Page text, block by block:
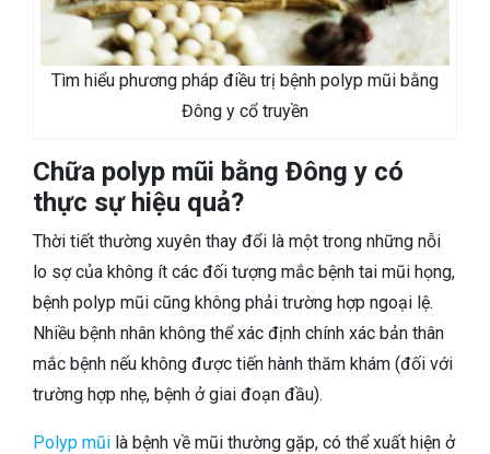
Tìm hiểu phương pháp điều trị bệnh polyp mũi bằng
Đông y cổ truyền
Chữa polyp mũi bằng Đông y có
thực sự hiệu quả?
Thời tiết thường xuyên thay đổi là một trong những nỗi
lo sợ của không ít các đối tượng mắc bệnh tai mũi họng,
bệnh polyp mũi cũng không phải trường hợp ngoại lệ.
Nhiều bệnh nhân không thể xác định chính xác bản thân
mắc bệnh nếu không được tiến hành thăm khám (đối với
trường hợp nhẹ, bệnh ở giai đoạn đầu).
Polyp mũi là bệnh về mũi thường gặp, có thể xuất hiện ở